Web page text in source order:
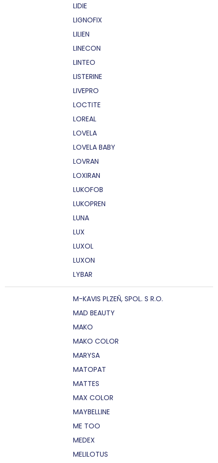
LIDIE
LIGNOFIX
LILIEN
LINECON
LINTEO
LISTERINE
LIVEPRO
LOCTITE
LOREAL
LOVELA
LOVELA BABY
LOVRAN
LOXIRAN
LUKOFOB
LUKOPREN
LUNA
LUX
LUXOL
LUXON
LYBAR
M-KAVIS PLZEŇ, SPOL. S R.O.
MAD BEAUTY
MAKO
MAKO COLOR
MARYSA
MATOPAT
MATTES
MAX COLOR
MAYBELLINE
ME TOO
MEDEX
MELILOTUS